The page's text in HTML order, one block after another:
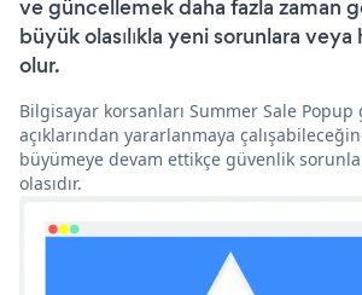
ve güncellemek daha fazla zaman
büyük olasılıkla yeni sorunlara
olur.
Bilgisayar korsanları Summer Sale Popup
açıklarından yararlanmaya
büyümeye devam ettikçe güvenlik
olasıdır.